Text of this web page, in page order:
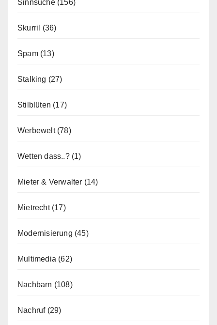
Sinnsuche(156)
Skurril (36)
Spam(13)
Stalking (27)
Stilblüten (17)
Werbewelt(78)
Wetten dass..?(1)
Mieter & Verwalter (14)
Mietrecht(17)
Modernisierung (45)
Multimedia (62)
Nachbarn (108)
Nachruf(29)